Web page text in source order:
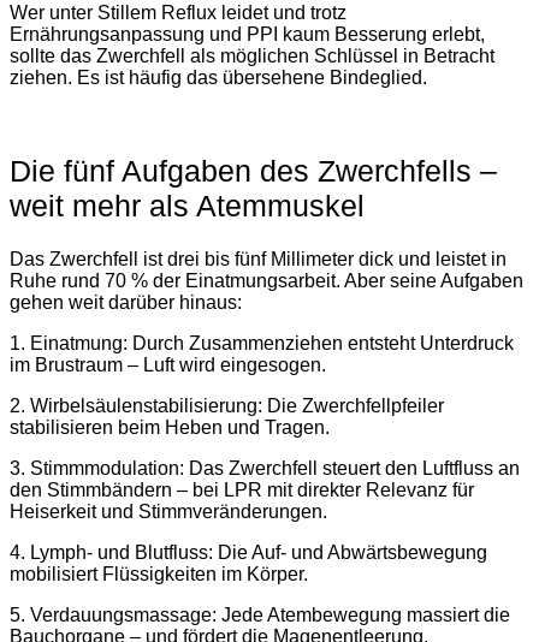
Wer unter Stillem Reflux leidet und trotz
Ernährungsanpassung und PPI kaum Besserung erlebt,
sollte das Zwerchfell als möglichen Schlüssel in Betracht
ziehen. Es ist häufig das übersehene Bindeglied.
Die fünf Aufgaben des Zwerchfells –
weit mehr als Atemmuskel
Das Zwerchfell ist drei bis fünf Millimeter dick und leistet in
Ruhe rund 70 % der Einatmungsarbeit. Aber seine Aufgaben
gehen weit darüber hinaus:
1. Einatmung: Durch Zusammenziehen entsteht Unterdruck
im Brustraum – Luft wird eingesogen.
2. Wirbelsäulenstabilisierung: Die Zwerchfellpfeiler
stabilisieren beim Heben und Tragen.
3. Stimmmodulation: Das Zwerchfell steuert den Luftfluss an
den Stimmbändern – bei LPR mit direkter Relevanz für
Heiserkeit und Stimmveränderungen.
4. Lymph- und Blutfluss: Die Auf- und Abwärtsbewegung
mobilisiert Flüssigkeiten im Körper.
5. Verdauungsmassage: Jede Atembewegung massiert die
Bauchorgane – und fördert die Magenentleerung.